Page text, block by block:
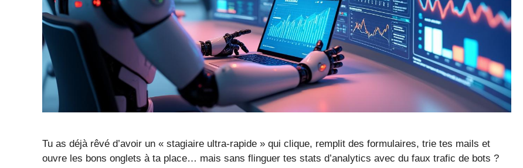
Tu as déjà rêvé d’avoir un « stagiaire ultra-rapide » qui clique, remplit des formulaires, trie tes mails et
ouvre les bons onglets à ta place… mais sans flinguer tes stats d’analytics avec du faux trafic de bots ?